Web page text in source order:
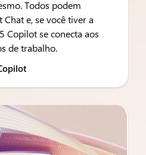
Todos podem
e, se você tiver a
Copilot se conecta aos
de trabalho.